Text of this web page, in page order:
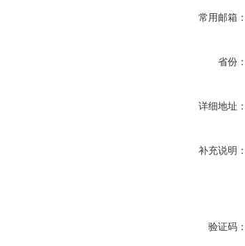
常用邮箱：
省份：
详细地址：
补充说明：
验证码：